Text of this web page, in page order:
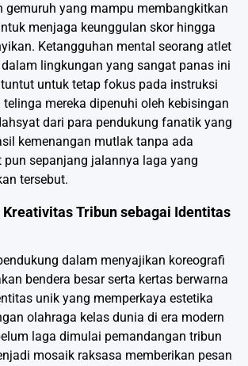
gemuruh yang mampu membangkitkan
menjaga keunggulan skor hingga
Ketangguhan mental seorang atlet
lingkungan yang sangat panas ini
untuk tetap fokus pada instruksi
mereka dipenuhi oleh kebisingan
dari para pendukung fanatik yang
kemenangan mutlak tanpa ada
sepanjang jalannya laga yang
tersebut.
Tribun sebagai Identitas
dalam menyajikan koreografi
bendera besar serta kertas berwarna
unik yang memperkaya estetika
olahraga kelas dunia di era modern
laga dimulai pemandangan tribun
mosaik raksasa memberikan pesan